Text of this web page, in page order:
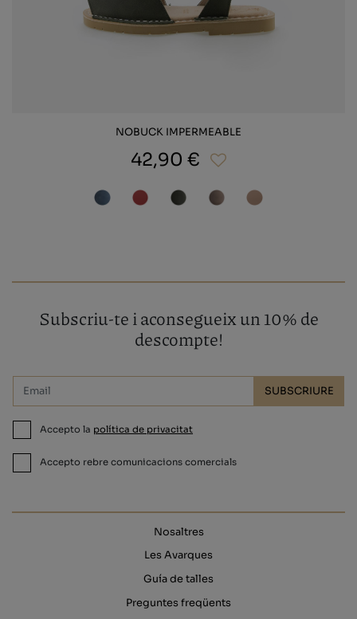
NOBUCK IMPERMEABLE
42,90 €
Subscriu-te i aconsegueix un 10% de
descompte!
SUBSCRIURE
Accepto la política de privacitat
Accepto rebre comunicacions comercials
Nosaltres
Les Avarques
Guía de talles
Preguntes freqüents